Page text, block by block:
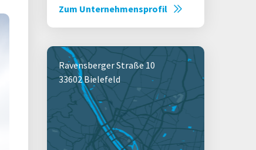
Zum Unternehmensprofil
Ravensberger Straße 10
33602 Bielefeld